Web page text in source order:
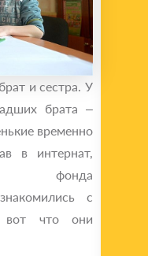
и сестра. У
брата –
временно
в интернат,
фонда
с
что они